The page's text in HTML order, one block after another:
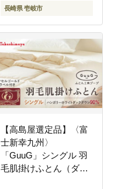
長崎県 壱岐市
【高島屋選定品】〈富
士新幸九州〉
「GuuG」シングル 羽
毛肌掛けふとん（ダウ